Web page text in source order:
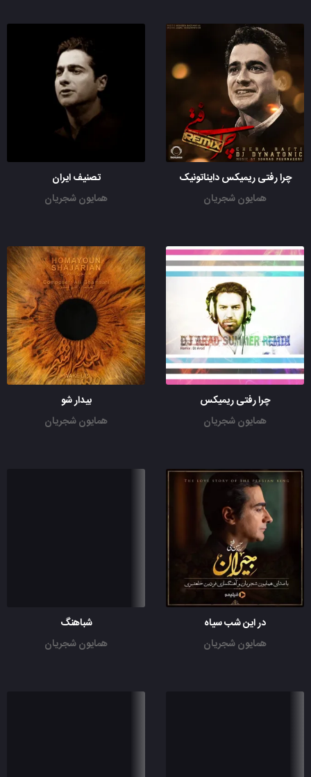
چرا رفتی ریمیکس دایناتونیک
همایون شجریان
تصنیف ایران
همایون شجریان
چرا رفتی ریمیکس
همایون شجریان
بیدار شو
همایون شجریان
در این شب سیاه
همایون شجریان
شباهنگ
همایون شجریان